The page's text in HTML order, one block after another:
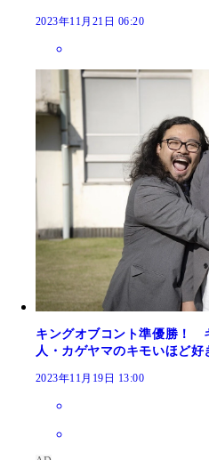
2023年11月21日 06:20
キングオブコント準優勝！
人・カゲヤマのキモいほど好
2023年11月19日 13:00